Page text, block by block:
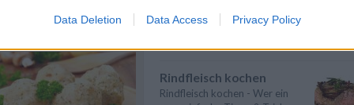
Data Deletion Data Access Privacy Policy
Gemüse kochen - Gemüse ist
Rindfleisch kochen
Rindfleisch kochen - Wer ein